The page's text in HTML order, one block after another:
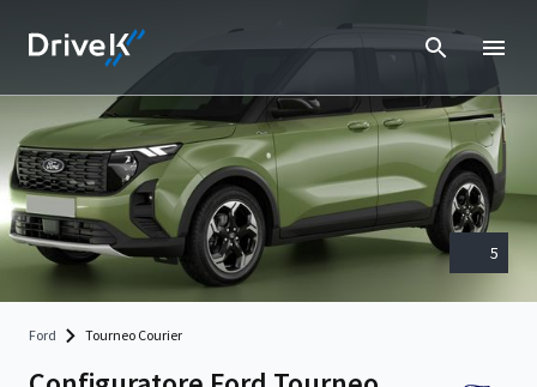
5
Ford Tourneo Courier